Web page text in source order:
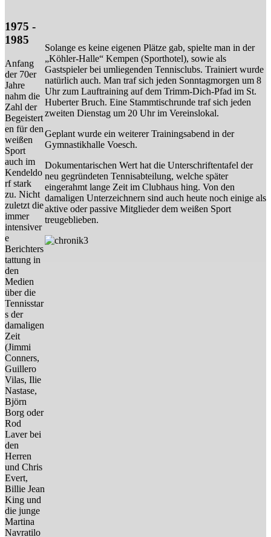
1975 -
1985
Anfang
der 70er
Jahre
nahm die
Zahl der
Begeistert
en für den
weißen
Sport
auch im
Kendeldo
rf stark
zu. Nicht
zuletzt die
immer
intensiver
e
Berichters
tattung in
den
Medien
über die
Tennisstar
s der
damaligen
Zeit
(Jimmi
Conners,
Guillero
Vilas, Ilie
Nastase,
Björn
Borg oder
Rod
Laver bei
den
Herren
und Chris
Evert,
Billie Jean
King und
die junge
Martina
Navratilo
Solange es keine eigenen Plätze gab, spielte man in der
„Köhler-Halle“ Kempen (Sporthotel), sowie als
Gastspieler bei umliegenden Tennisclubs. Trainiert wurde
natürlich auch. Man traf sich jeden Sonntagmorgen um 8
Uhr zum Lauftraining auf dem Trimm-Dich-Pfad im St.
Huberter Bruch. Eine Stammtischrunde traf sich jeden
zweiten Dienstag um 20 Uhr im Vereinslokal.
Geplant wurde ein weiterer Trainingsabend in der
Gymnastikhalle Voesch.
Dokumentarischen Wert hat die Unterschriftentafel der
neu gegründeten Tennisabteilung, welche später
eingerahmt lange Zeit im Clubhaus hing. Von den
damaligen Unterzeichnern sind auch heute noch einige als
aktive oder passive Mitglieder dem weißen Sport
treugeblieben.